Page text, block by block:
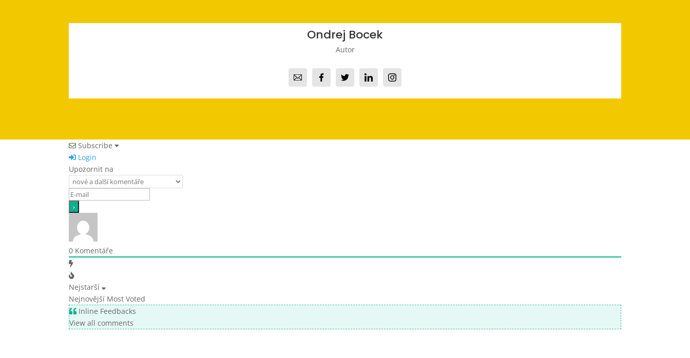
Ondrej Bocek
Autor
Subscribe
Login
Upozornit na
0 Komentáře
Nejstarší
Nejnovější Most Voted
Inline Feedbacks
View all comments